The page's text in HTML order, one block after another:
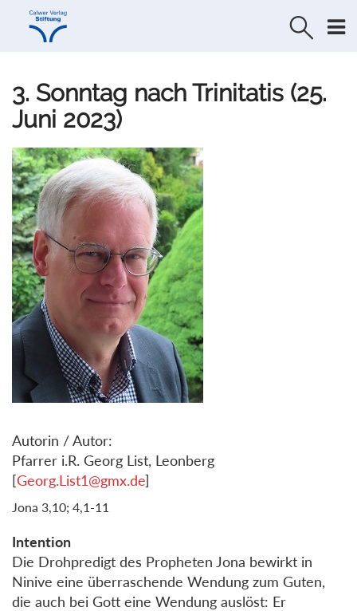
Direkt
Direkt
3. Sonntag nach Trinitatis (25.
Juni 2023)
Autorin / Autor:
Pfarrer i.R. Georg List, Leonberg
[Georg.List1@gmx.de]
Jona 3,10; 4,1-11
Intention
Die Drohpredigt des Propheten Jona bewirkt in
Ninive eine überraschende Wendung zum Guten,
die auch bei Gott eine Wendung auslöst: Er